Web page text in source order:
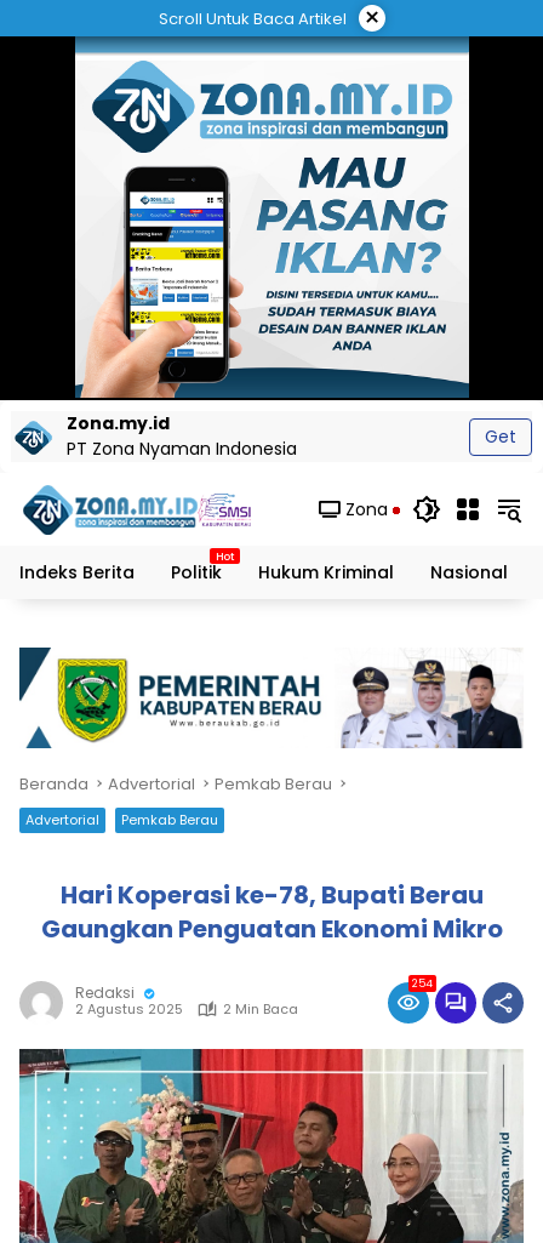
ke
Scroll Untuk Baca Artikel ×
Zona.my.id
PT Zona Nyaman Indonesia
Get
Zona
Indeks Berita Politik Hukum Kriminal Nasional
Beranda Advertorial Pemkab Berau
Advertorial Pemkab Berau
Hari Koperasi ke-78, Bupati Berau
Gaungkan Penguatan Ekonomi Mikro
Redaksi
2 Agustus 2025 2 Min Baca
254